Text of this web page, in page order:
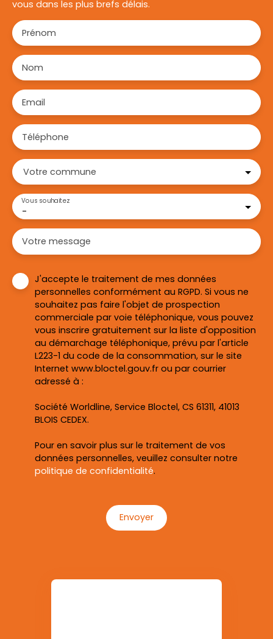
vous dans les plus brefs délais.
Prénom
Nom
Email
Téléphone
Votre commune
-
Vous souhaitez
Votre message
J'accepte le traitement de mes données
personnelles conformément au RGPD. Si vous ne
souhaitez pas faire l'objet de prospection
commerciale par voie téléphonique, vous pouvez
vous inscrire gratuitement sur la liste d'opposition
au démarchage téléphonique, prévu par l'article
L223-1 du code de la consommation, sur le site
Internet www.bloctel.gouv.fr ou par courrier
adressé à :
Société Worldline, Service Bloctel, CS 61311, 41013
BLOIS CEDEX.
Pour en savoir plus sur le traitement de vos
données personnelles, veuillez consulter notre
politique de confidentialité.
Envoyer